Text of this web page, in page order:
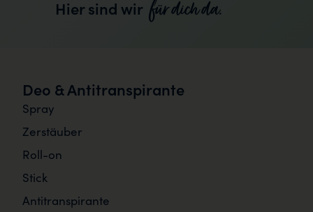
Hier sind wir für dich da.
Deo & Antitranspirante
Spray
Zerstäuber
Roll-on
Stick
Antitranspirante